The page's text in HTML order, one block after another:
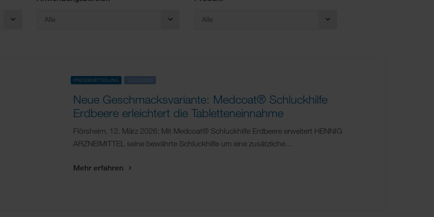
Alle Alle
PRESSEMITTEILUNG 12.03.2026
Neue Geschmacksvariante: Medcoat® Schluckhilfe
Erdbeere erleichtert die Tabletteneinnahme
Flörsheim, 12. März 2026: Mit Medcoat® Schluckhilfe Erdbeere erweitert HENNIG
ARZNEIMITTEL seine bewährte Schluckhilfe um eine zusätzliche…
Mehr erfahren